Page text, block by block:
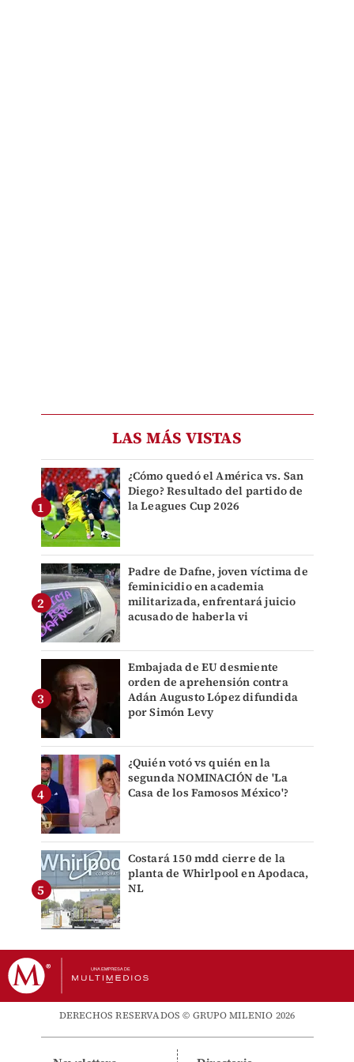
LAS MÁS VISTAS
¿Cómo quedó el América vs. San
Diego? Resultado del partido de
la Leagues Cup 2026
Padre de Dafne, joven víctima de
feminicidio en academia
militarizada, enfrentará juicio
acusado de haberla vi
Embajada de EU desmiente
orden de aprehensión contra
Adán Augusto López difundida
por Simón Levy
¿Quién votó vs quién en la
segunda NOMINACIÓN de 'La
Casa de los Famosos México'?
Costará 150 mdd cierre de la
planta de Whirlpool en Apodaca,
NL
DERECHOS RESERVADOS © GRUPO MILENIO 2026